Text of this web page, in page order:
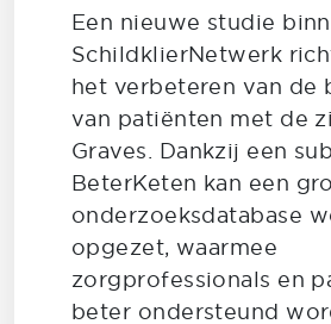
Een nieuwe studie
SchildklierNetwerk
het verbeteren van de
van patiënten met de
Graves. Dankzij een
BeterKeten kan een
onderzoeksdatabase
opgezet, waarmee
zorgprofessionals en
beter ondersteund